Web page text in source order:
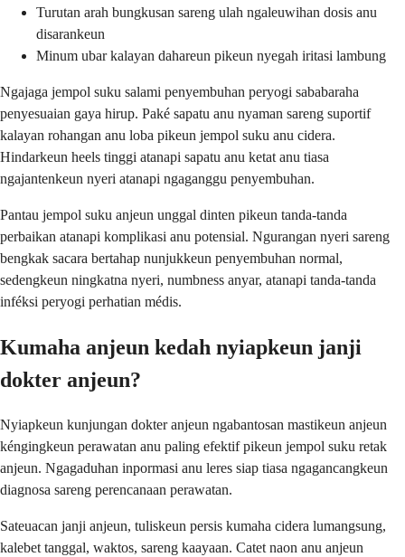
Turutan arah bungkusan sareng ulah ngaleuwihan dosis anu
disarankeun
Minum ubar kalayan dahareun pikeun nyegah iritasi lambung
Ngajaga jempol suku salami penyembuhan peryogi sababaraha
penyesuaian gaya hirup. Paké sapatu anu nyaman sareng suportif
kalayan rohangan anu loba pikeun jempol suku anu cidera.
Hindarkeun heels tinggi atanapi sapatu anu ketat anu tiasa
ngajantenkeun nyeri atanapi ngaganggu penyembuhan.
Pantau jempol suku anjeun unggal dinten pikeun tanda-tanda
perbaikan atanapi komplikasi anu potensial. Ngurangan nyeri sareng
bengkak sacara bertahap nunjukkeun penyembuhan normal,
sedengkeun ningkatna nyeri, numbness anyar, atanapi tanda-tanda
inféksi peryogi perhatian médis.
Kumaha anjeun kedah nyiapkeun janji
dokter anjeun?
Nyiapkeun kunjungan dokter anjeun ngabantosan mastikeun anjeun
kéngingkeun perawatan anu paling efektif pikeun jempol suku retak
anjeun. Ngagaduhan inpormasi anu leres siap tiasa ngagancangkeun
diagnosa sareng perencanaan perawatan.
Sateuacan janji anjeun, tuliskeun persis kumaha cidera lumangsung,
kalebet tanggal, waktos, sareng kaayaan. Catet naon anu anjeun